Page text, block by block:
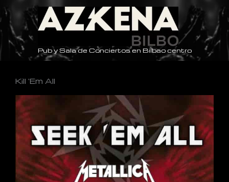
al
contenido
Pub y Sala de Conciertos en Bilbao centro
Kill 'Em All